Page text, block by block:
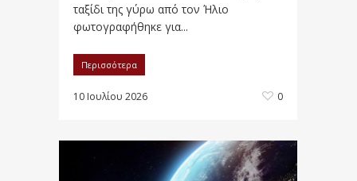
ταξίδι της γύρω από τον Ήλιο
φωτογραφήθηκε για...
Περισσότερα
10 Ιουλίου 2026 0